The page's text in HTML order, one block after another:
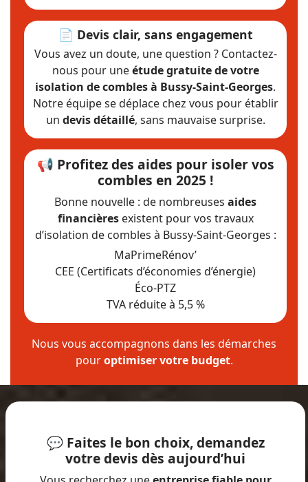
📄 Devis clair, sans engagement
Vous avez un doute, une question ? Contactez-
nous pour uneétude gratuite de votre
isolation de combles à Bussy-Saint-Georges.
Notre équipe se déplace chez vous pour établir
un devis détaillé, sans mauvaise surprise.
📢 Profitez des aides pour isoler vos
combles en 2025 !
Bonne nouvelle : de nombreuses aides
financièresexistent pour vos travaux
d’isolation de combles à Bussy-Saint-Georges :
MaPrimeRénov’
CEE (Certificats d’économies d’énergie)
Éco-PTZ
TVA réduite à 5,5 %
Nous vous accompagnons dans les démarches
pouroptimiser votre budget.
💬 Faites le bon choix, demandez
votre devis dès aujourd’hui